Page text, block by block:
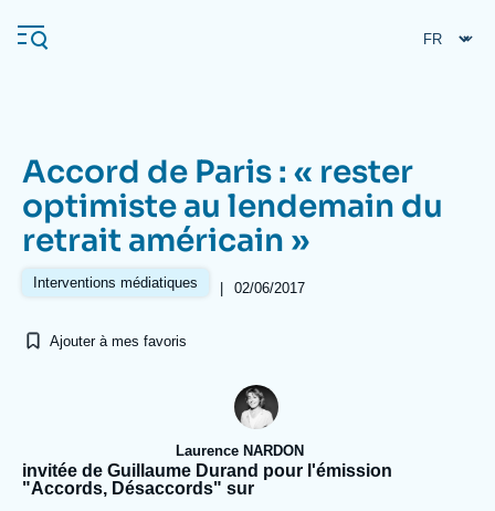
au
contenu
Navigation
principale
L'Ifri
Se connecter
À propos de l'Ifri
Proche-Orient
Accord de Paris : « rester
optimiste au lendemain du
retrait américain »
Interventions médiatiques | 02/06/2017
Ajouter à mes favoris
Laurence NARDON
invitée de Guillaume Durand pour l'émission
"Accords, Désaccords" sur